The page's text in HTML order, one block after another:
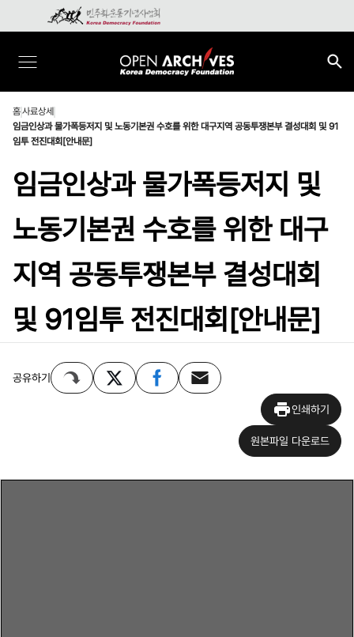
홈사료상세
임금인상과 물가폭등저지 및 노동기본권 수호를 위한 대구지역 공동투쟁본부 결성대회 및 91
임투 전진대회[안내문]
임금인상과 물가폭등저지 및
노동기본권 수호를 위한 대구
지역 공동투쟁본부 결성대회
및 91임투 전진대회[안내문]
공유하기
인쇄하기
원본파일 다운로드